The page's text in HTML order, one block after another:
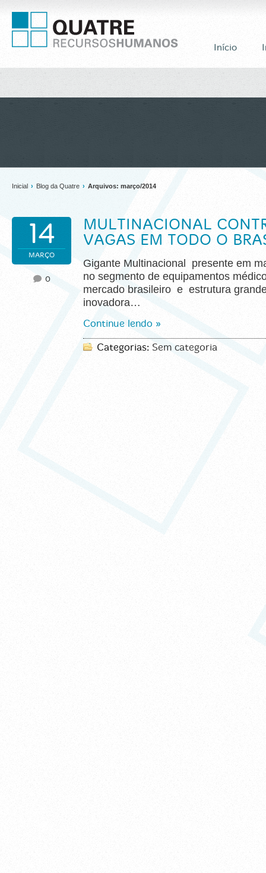
Início
Inicial › Blog da Quatre › Arquivos: março/2014
14
MARÇO
0
MULTINACIONAL
VAGAS EM TODO O
Gigante Multinacional presente em
no segmento de equipamentos
mercado brasileiro e estrutura
inovadora…
Continue lendo »
Categorias: Sem categoria